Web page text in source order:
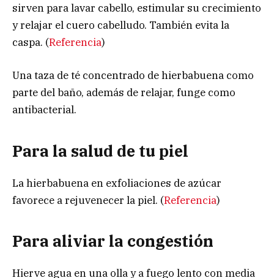
sirven para lavar cabello, estimular su crecimiento
y relajar el cuero cabelludo. También evita la
caspa. (Referencia)
Una taza de té concentrado de hierbabuena como
parte del baño, además de relajar, funge como
antibacterial.
Para la salud de tu piel
La hierbabuena en exfoliaciones de azúcar
favorece a rejuvenecer la piel. (Referencia)
Para aliviar la congestión
Hierve agua en una olla y a fuego lento con media